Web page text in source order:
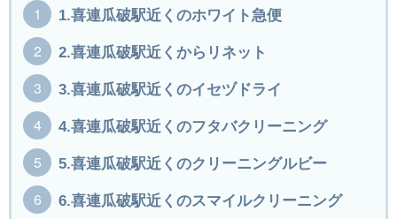
1.喜連瓜破駅近くのホワイト急便
2.喜連瓜破駅近くからリネット
3.喜連瓜破駅近くのイセヅドライ
4.喜連瓜破駅近くのフタバクリーニング
5.喜連瓜破駅近くのクリーニングルビー
6.喜連瓜破駅近くのスマイルクリーニング